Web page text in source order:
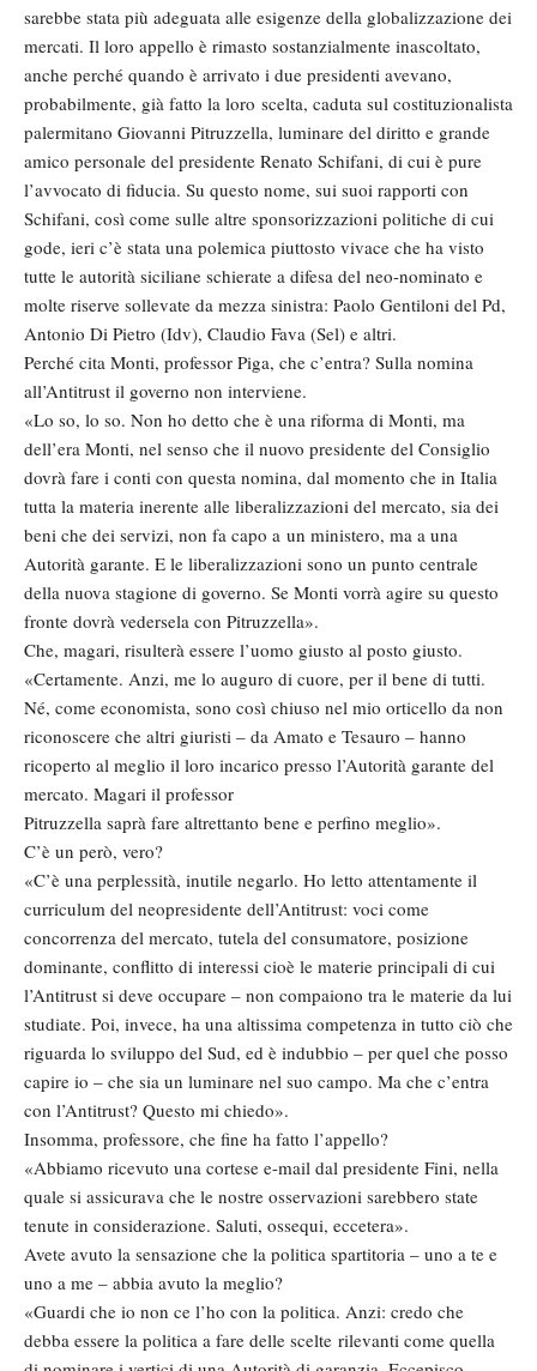
sarebbe stata più adeguata alle esigenze della globalizzazione dei
mercati. Il loro appello è rimasto sostanzialmente inascoltato,
anche perché quando è arrivato i due presidenti avevano,
probabilmente, già fatto la loro scelta, caduta sul costituzionalista
palermitano Giovanni Pitruzzella, luminare del diritto e grande
amico personale del presidente Renato Schifani, di cui è pure
l’avvocato di fiducia. Su questo nome, sui suoi rapporti con
Schifani, così come sulle altre sponsorizzazioni politiche di cui
gode, ieri c’è stata una polemica piuttosto vivace che ha visto
tutte le autorità siciliane schierate a difesa del neo-nominato e
molte riserve sollevate da mezza sinistra: Paolo Gentiloni del Pd,
Antonio Di Pietro (Idv), Claudio Fava (Sel) e altri.
Perché cita Monti, professor Piga, che c’entra? Sulla nomina
all’Antitrust il governo non interviene.
«Lo so, lo so. Non ho detto che è una riforma di Monti, ma
dell’era Monti, nel senso che il nuovo presidente del Consiglio
dovrà fare i conti con questa nomina, dal momento che in Italia
tutta la materia inerente alle liberalizzazioni del mercato, sia dei
beni che dei servizi, non fa capo a un ministero, ma a una
Autorità garante. E le liberalizzazioni sono un punto centrale
della nuova stagione di governo. Se Monti vorrà agire su questo
fronte dovrà vedersela con Pitruzzella».
Che, magari, risulterà essere l’uomo giusto al posto giusto.
«Certamente. Anzi, me lo auguro di cuore, per il bene di tutti.
Né, come economista, sono così chiuso nel mio orticello da non
riconoscere che altri giuristi – da Amato e Tesauro – hanno
ricoperto al meglio il loro incarico presso l’Autorità garante del
mercato. Magari il professor
Pitruzzella saprà fare altrettanto bene e perfino meglio».
C’è un però, vero?
«C’è una perplessità, inutile negarlo. Ho letto attentamente il
curriculum del neopresidente dell’Antitrust: voci come
concorrenza del mercato, tutela del consumatore, posizione
dominante, conflitto di interessi cioè le materie principali di cui
l’Antitrust si deve occupare – non compaiono tra le materie da lui
studiate. Poi, invece, ha una altissima competenza in tutto ciò che
riguarda lo sviluppo del Sud, ed è indubbio – per quel che posso
capire io – che sia un luminare nel suo campo. Ma che c’entra
con l’Antitrust? Questo mi chiedo».
Insomma, professore, che fine ha fatto l’appello?
«Abbiamo ricevuto una cortese e-mail dal presidente Fini, nella
quale si assicurava che le nostre osservazioni sarebbero state
tenute in considerazione. Saluti, ossequi, eccetera».
Avete avuto la sensazione che la politica spartitoria – uno a te e
uno a me – abbia avuto la meglio?
«Guardi che io non ce l’ho con la politica. Anzi: credo che
debba essere la politica a fare delle scelte rilevanti come quella